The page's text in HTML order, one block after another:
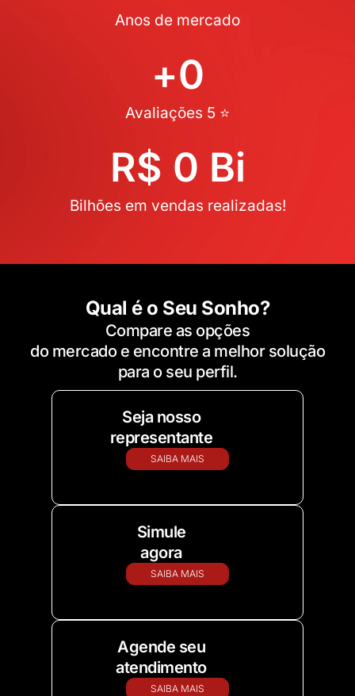
Anos de mercado
Avaliações 5 ⭐
+0
Bilhões em vendas realizadas!
R$ 0 Bi
Qual é o Seu Sonho?
Compare as opções
do mercado e encontre a melhor solução
para o seu perfil.
Seja nosso
representante
SAIBA MAIS
Simule
agora
SAIBA MAIS
Agende seu
atendimento
SAIBA MAIS